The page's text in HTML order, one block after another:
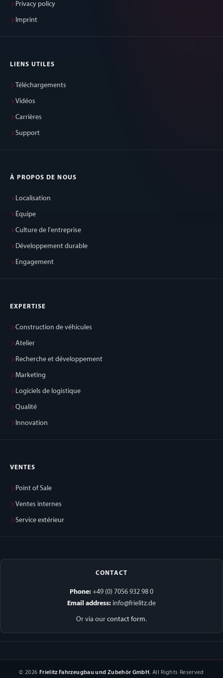
Privacy policy
Imprint
LIENS UTILES
Téléchargements
Vidéos
Carrières
Support
À PROPOS DE NOUS
Localisation
Équipe
Culture de l'entreprise
Développement durable
Engagement
EXPERTISE
Construction de véhicules
Atelier
Recherche et développement
Marketing
Logiciels de logistique
Qualité
Innovation
VENTES
Point of Sale
Ventes internes
Service extérieur
CONTACT
Phone: +49 (0) 7056 932 98 0
Email address: info@frielitz.de
Or via our contact form.
© 2026 Frielitz Fahrzeugbau und Zubehör GmbH. All Rights Reserved